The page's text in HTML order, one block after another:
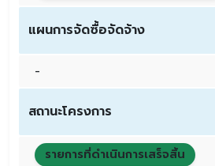
แผนการจัดซื้อจัดจ้าง
-
สถานะโครงการ
รายการที่ดำเนินการเสร็จสิ้น